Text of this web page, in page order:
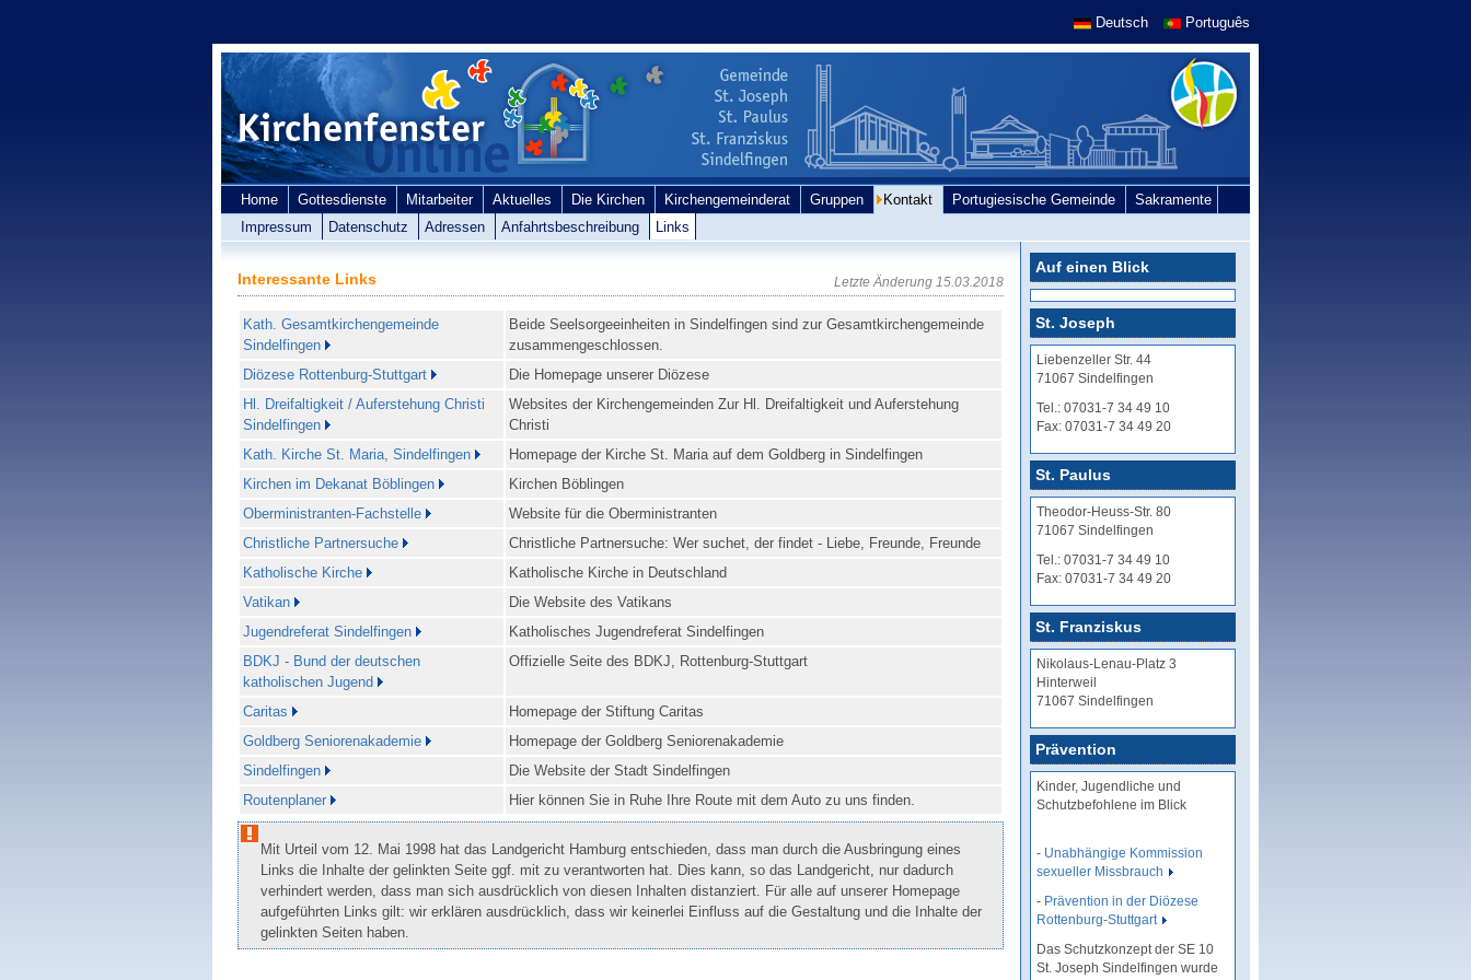
Deutsch Português
Home Gottesdienste Mitarbeiter Aktuelles Die Kirchen Kirchengemeinderat Gruppen Kontakt Portugiesische Gemeinde
Sakramente
Impressum
Datenschutz Adressen Anfahrtsbeschreibung Links
Interessante Links Letzte Änderung 15.03.2018
Kath. Gesamtkirchengemeinde
Sindelfingen
Beide Seelsorgeeinheiten in Sindelfingen sind zur Gesamtkirchengemeinde
zusammengeschlossen.
Diözese Rottenburg-Stuttgart
Die Homepage unserer Diözese
Hl. Dreifaltigkeit / Auferstehung Christi
Sindelfingen
Websites der Kirchengemeinden Zur Hl. Dreifaltigkeit und Auferstehung
Christi
Kath. Kirche St. Maria, Sindelfingen
Homepage der Kirche St. Maria auf dem Goldberg in Sindelfingen
Kirchen im Dekanat Böblingen
Kirchen Böblingen
Oberministranten-Fachstelle
Website für die Oberministranten
Christliche Partnersuche
Christliche Partnersuche: Wer suchet, der findet - Liebe, Freunde, Freunde
Katholische Kirche
Katholische Kirche in Deutschland
Vatikan
Die Website des Vatikans
Jugendreferat Sindelfingen
Katholisches Jugendreferat Sindelfingen
BDKJ - Bund der deutschen
katholischen Jugend
Offizielle Seite des BDKJ, Rottenburg-Stuttgart
Caritas
Homepage der Stiftung Caritas
Goldberg Seniorenakademie
Homepage der Goldberg Seniorenakademie
Sindelfingen
Die Website der Stadt Sindelfingen
Routenplaner
Hier können Sie in Ruhe Ihre Route mit dem Auto zu uns finden.
Mit Urteil vom 12. Mai 1998 hat das Landgericht Hamburg entschieden, dass man durch die Ausbringung eines
Links die Inhalte der gelinkten Seite ggf. mit zu verantworten hat. Dies kann, so das Landgericht, nur dadurch
verhindert werden, dass man sich ausdrücklich von diesen Inhalten distanziert. Für alle auf unserer Homepage
aufgeführten Links gilt: wir erklären ausdrücklich, dass wir keinerlei Einfluss auf die Gestaltung und die Inhalte der
gelinkten Seiten haben.
Auf einen Blick
St. Joseph
Liebenzeller Str. 44
71067 Sindelfingen
Tel.: 07031-7 34 49 10
Fax: 07031-7 34 49 20
St. Paulus
Theodor-Heuss-Str. 80
71067 Sindelfingen
Tel.: 07031-7 34 49 10
Fax: 07031-7 34 49 20
St. Franziskus
Nikolaus-Lenau-Platz 3
Hinterweil
71067 Sindelfingen
Prävention
Kinder, Jugendliche und
Schutzbefohlene im Blick
- Unabhängige Kommission
sexueller Missbrauch
- Prävention in der Diözese
Rottenburg-Stuttgart
Das Schutzkonzept der SE 10
St. Joseph Sindelfingen wurde